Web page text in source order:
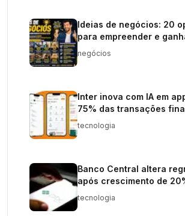
Ideias de negócios: 20
para empreender e
em 2026
negócios
Inter inova com IA em
75% das transações
tecnologia
Banco Central altera
após crescimento de
tecnologia